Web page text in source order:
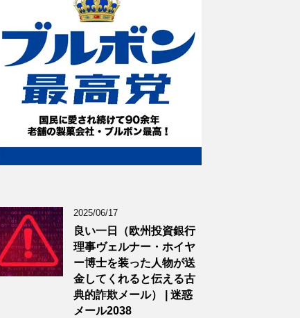
2025/06/17
良い一日（欧州投資銀行
理事ヴェルナー・ホイヤ
ー博士を装った人物が送
金してくれると伝える古
典的詐欺メール） | 迷惑
メール2038